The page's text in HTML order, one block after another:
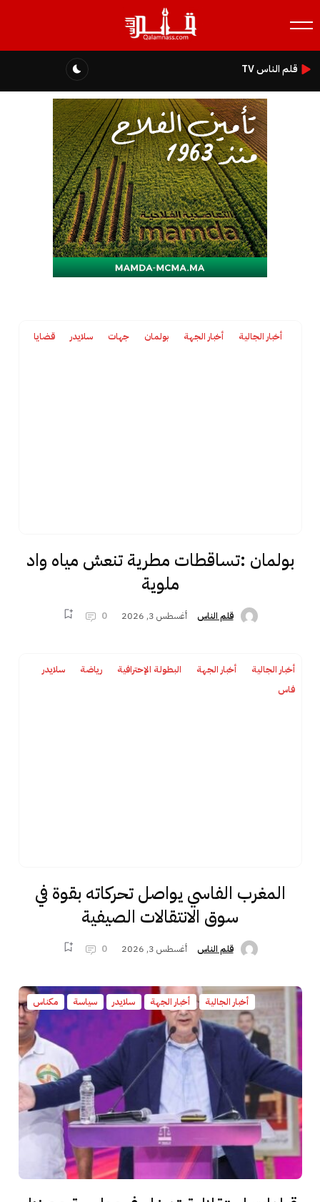
قلم الناس TV
أخبار الجالية أخبار الجهة بولمان جهات سلايدر قضايا
بولمان :تساقطات مطرية تنعش مياه واد
ملوية
قلم الناس أغسطس 3, 2026 0
أخبار الجالية أخبار الجهة البطولة الإحترافية رياضة
سلايدر
فاس
المغرب الفاسي يواصل تحركاته بقوة في
سوق الانتقالات الصيفية
قلم الناس أغسطس 3, 2026 0
أخبار الجالية أخبار الجهة سلايدر سياسة مكناس